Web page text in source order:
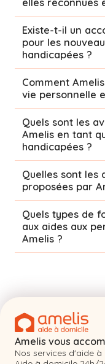
elles reconnues
Existe-t-il un
pour les
handicapées ?
Comment
vie personnelle
Quels sont les
Amelis en tant
handicapées ?
Quelles sont les
proposées par
Quels types de
aux aides aux
Amelis ?
Amelis vous
Nos services d'aide à